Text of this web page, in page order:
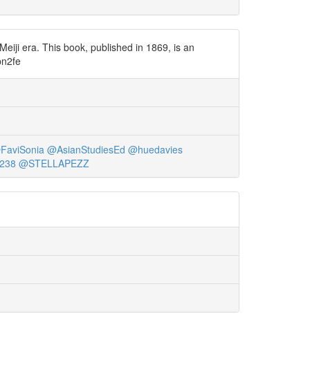
era. This book, published in 1869, is an
@AsianStudiesEd @huedavies
@STELLAPEZZ